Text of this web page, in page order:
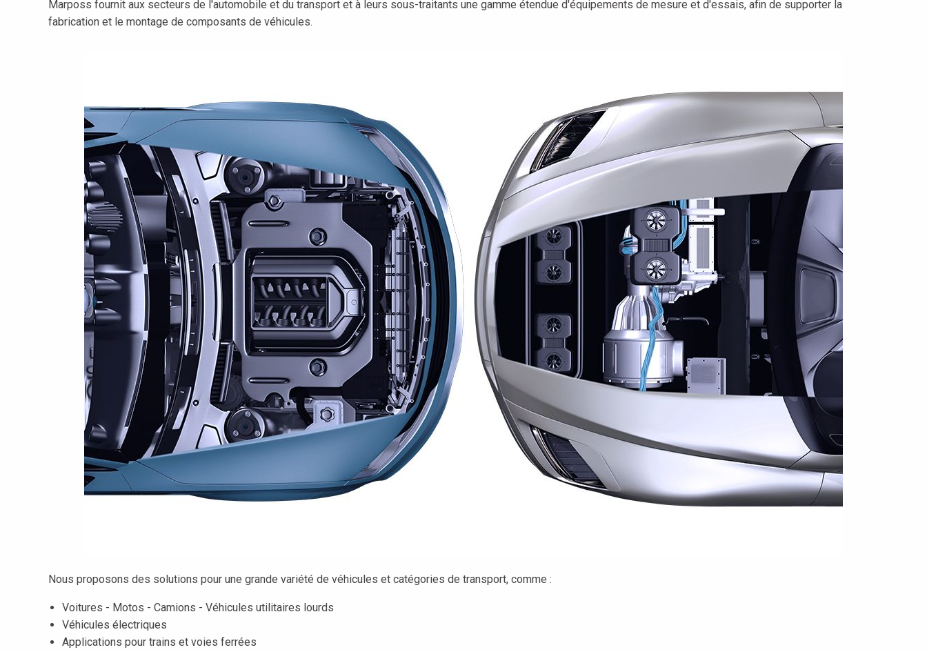
Marposs fournit aux secteurs de l'automobile et du transport et à leurs sous-traitants une gamme étendue d'équipements de mesure et d'essais, afin de supporter la
fabrication et le montage de composants de véhicules.
Nous proposons des solutions pour une grande variété de véhicules et catégories de transport, comme :
Voitures - Motos - Camions - Véhicules utilitaires lourds
Véhicules électriques
Applications pour trains et voies ferrées